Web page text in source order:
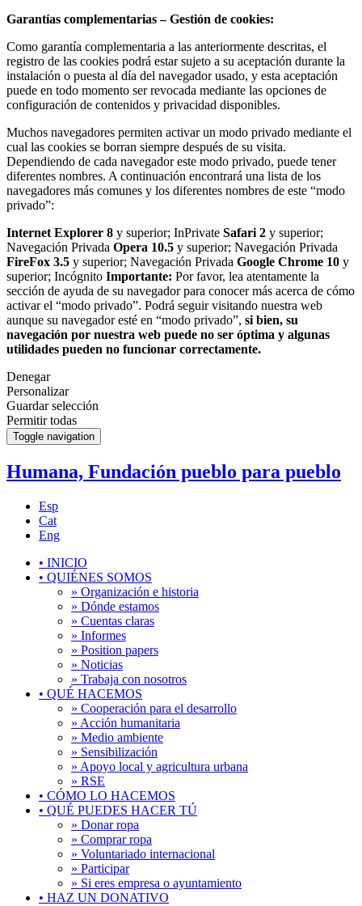
Garantías complementarias – Gestión de cookies:
Como garantía complementaria a las anteriormente descritas, el
registro de las cookies podrá estar sujeto a su aceptación durante la
instalación o puesta al día del navegador usado, y esta aceptación
puede en todo momento ser revocada mediante las opciones de
configuración de contenidos y privacidad disponibles.
Muchos navegadores permiten activar un modo privado mediante el
cual las cookies se borran siempre después de su visita.
Dependiendo de cada navegador este modo privado, puede tener
diferentes nombres. A continuación encontrará una lista de los
navegadores más comunes y los diferentes nombres de este “modo
privado”:
Internet Explorer 8 y superior; InPrivate Safari 2 y superior;
Navegación Privada Opera 10.5 y superior; Navegación Privada
FireFox 3.5 y superior; Navegación Privada Google Chrome 10 y
superior; Incógnito Importante: Por favor, lea atentamente la
sección de ayuda de su navegador para conocer más acerca de cómo
activar el “modo privado”. Podrá seguir visitando nuestra web
aunque su navegador esté en “modo privado”, si bien, su
navegación por nuestra web puede no ser óptima y algunas
utilidades pueden no funcionar correctamente.
Denegar
Personalizar
Guardar selección
Permitir todas
Toggle navigation
Humana, Fundación pueblo para pueblo
Esp
Cat
Eng
• INICIO
• QUIÉNES SOMOS
» Organización e historia
» Dónde estamos
» Cuentas claras
» Informes
» Position papers
» Noticias
» Trabaja con nosotros
• QUÉ HACEMOS
» Cooperación para el desarrollo
» Acción humanitaria
» Medio ambiente
» Sensibilización
» Apoyo local y agricultura urbana
» RSE
• CÓMO LO HACEMOS
• QUÉ PUEDES HACER TÚ
» Donar ropa
» Comprar ropa
» Voluntariado internacional
» Participar
» Si eres empresa o ayuntamiento
• HAZ UN DONATIVO